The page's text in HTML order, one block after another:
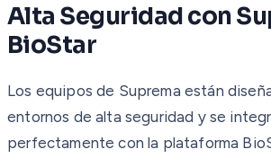
Alta Seguridad con
BioStar
Los equipos de Suprema están
entornos de alta seguridad y se
perfectamente con la plataforma